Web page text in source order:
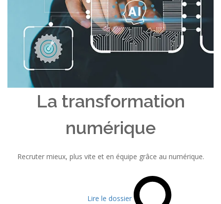
La transformation
numérique
Recruter mieux, plus vite et en équipe grâce au numérique.
Lire le dossier